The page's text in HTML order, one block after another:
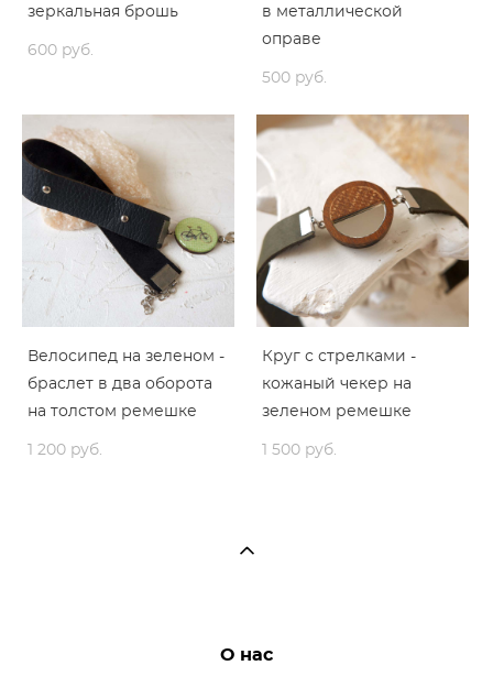
зеркальная брошь
600 pуб.
в металлической
оправе
500 pуб.
Велосипед на зеленом -
браслет в два оборота
на толстом ремешке
1 200 pуб.
Круг с стрелками -
кожаный чекер на
зеленом ремешке
1 500 pуб.
О нас